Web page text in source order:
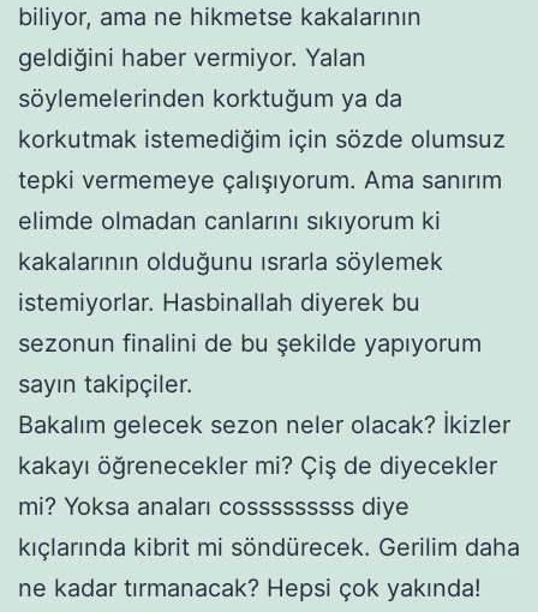
biliyor, ama ne hikmetse kakalarının
geldiğini haber vermiyor. Yalan
söylemelerinden korktuğum ya da
korkutmak istemediğim için sözde olumsuz
tepki vermemeye çalışıyorum. Ama sanırım
elimde olmadan canlarını sıkıyorum ki
kakalarının olduğunu ısrarla söylemek
istemiyorlar. Hasbinallah diyerek bu
sezonun finalini de bu şekilde yapıyorum
sayın takipçiler.
Bakalım gelecek sezon neler olacak? İkizler
kakayı öğrenecekler mi? Çiş de diyecekler
mi? Yoksa anaları cosssssssss diye
kıçlarında kibrit mi söndürecek. Gerilim daha
ne kadar tırmanacak? Hepsi çok yakında!